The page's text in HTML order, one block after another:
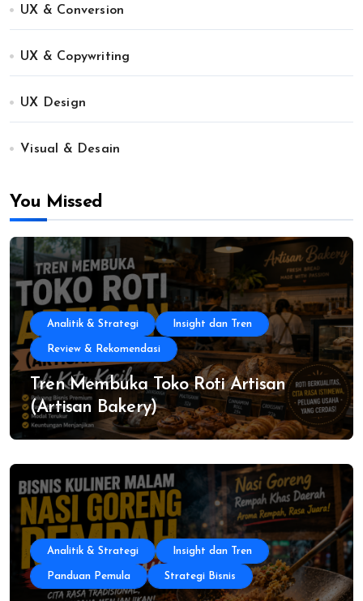
UX & Conversion
UX & Copywriting
UX Design
Visual & Desain
You Missed
Analitik & Strategi Insight dan Tren
Review & Rekomendasi
Tren Membuka Toko Roti Artisan
(Artisan Bakery)
Analitik & Strategi Insight dan Tren
Panduan Pemula Strategi Bisnis